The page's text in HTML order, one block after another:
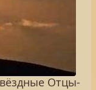
Отцы-